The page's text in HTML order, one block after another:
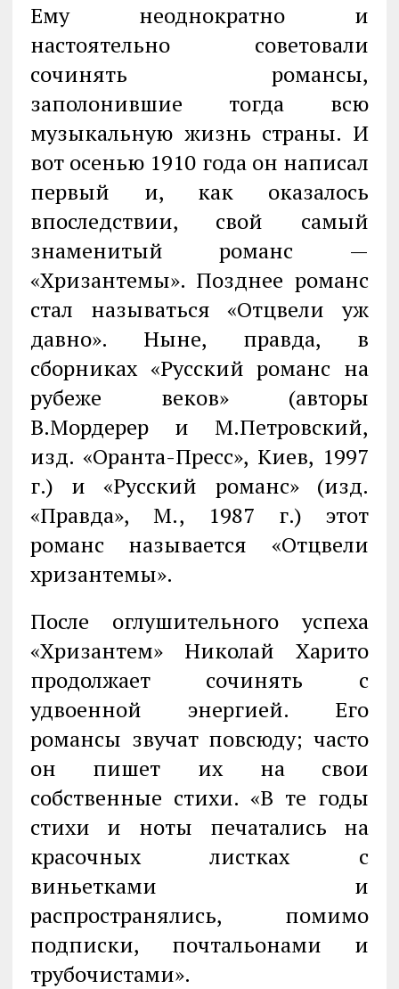
Ему неоднократно и
настоятельно советовали
сочинять романсы,
заполонившие тогда всю
музыкальную жизнь страны. И
вот осенью 1910 года он написал
первый и, как оказалось
впоследствии, свой самый
знаменитый романс —
«Хризантемы». Позднее романс
стал называться «Отцвели уж
давно». Ныне, правда, в
сборниках «Русский романс на
рубеже веков» (авторы
В.Мордерер и М.Петровский,
изд. «Оранта-Пресс», Киев, 1997
г.) и «Русский романс» (изд.
«Правда», М., 1987 г.) этот
романс называется «Отцвели
хризантемы».
После оглушительного успеха
«Хризантем» Николай Харито
продолжает сочинять с
удвоенной энергией. Его
романсы звучат повсюду; часто
он пишет их на свои
собственные стихи. «В те годы
стихи и ноты печатались на
красочных листках с
виньетками и
распространялись, помимо
подписки, почтальонами и
трубочистами».